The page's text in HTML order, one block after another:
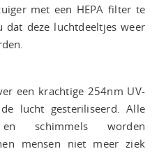
met een HEPA filter te
deze luchtdeeltjes weer
een krachtige 254nm UV-
lucht gesteriliseerd. Alle
schimmels worden
mensen niet meer ziek